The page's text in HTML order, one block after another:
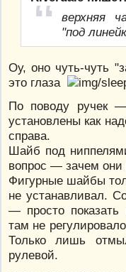
верхняя
"под
Оу, оно чуть-чуть
это глаза
По поводу ручек
установлены как
справа.
Шайб под
вопрос — зачем
Фигурные шайбы
не устанавливал.
— просто
там не
Только лишь
рулевой.